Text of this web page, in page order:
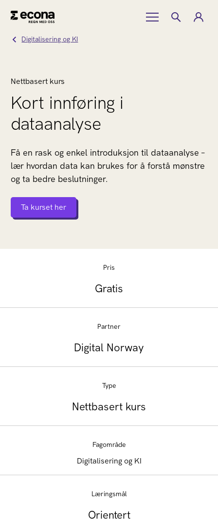
Digitalisering og KI
Nettbasert kurs
Kort innføring i
dataanalyse
Få en rask og enkel introduksjon til dataanalyse –
lær hvordan data kan brukes for å forstå mønstre
og ta bedre beslutninger.
Ta kurset her
Pris
Gratis
Partner
Digital Norway
Type
Nettbasert kurs
Fagområde
Digitalisering og KI
Læringsmål
Orientert